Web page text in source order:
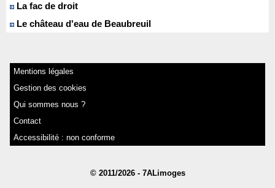
La fac de droit
Le château d'eau de Beaubreuil
Mentions légales
Gestion des cookies
Qui sommes nous ?
Contact
Accessibilité : non conforme
© 2011/2026 - 7ALimoges